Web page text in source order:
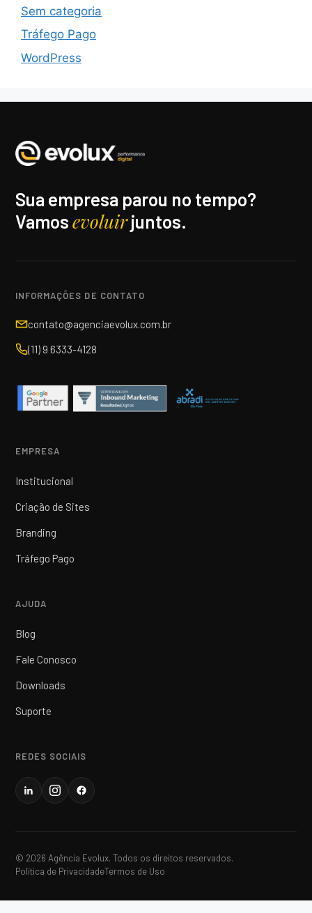
Sem categoria
Tráfego Pago
WordPress
Sua empresa parou no tempo?
Vamosevoluirjuntos.
INFORMAÇÕES DE CONTATO
contato@agenciaevolux.com.br
(11) 9 6333-4128
EMPRESA
Institucional
Criação de Sites
Branding
Tráfego Pago
AJUDA
Blog
Fale Conosco
Downloads
Suporte
REDES SOCIAIS
© 2026 Agência Evolux. Todos os direitos reservados.
Política de PrivacidadeTermos de Uso